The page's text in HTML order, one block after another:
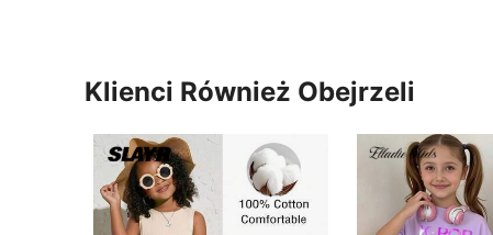
Klienci Również Obejrzeli